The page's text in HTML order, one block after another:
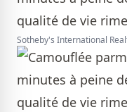
Sotheby's International